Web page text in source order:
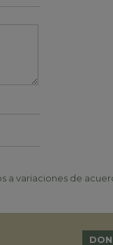
a variaciones de